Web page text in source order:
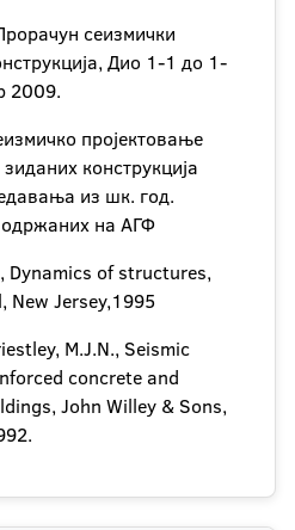
сеизмички
Дио 1-1 до 1-
2009.
пројектовање
конструкција
из шк. год.
на АГФ
Dynamics of structures,
New Jersey,1995
M.J.N., Seismic
concrete and
John Willey & Sons,